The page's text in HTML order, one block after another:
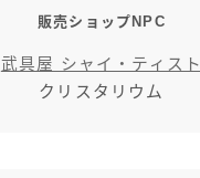
販売ショップNPC
武具屋 シャイ・ティスト
クリスタリウム